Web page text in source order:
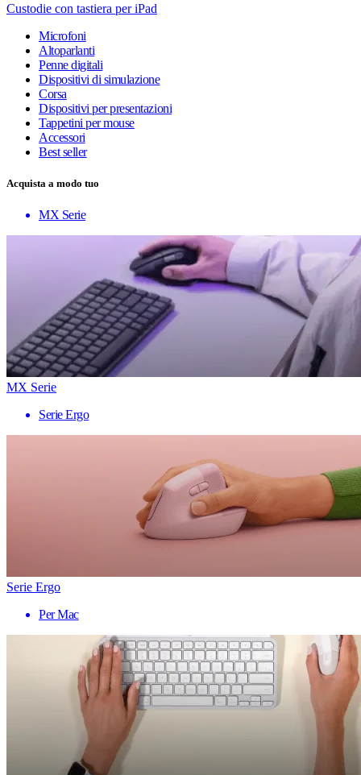
Custodie con tastiera per iPad
Microfoni
Altoparlanti
Penne digitali
Dispositivi di simulazione
Corsa
Dispositivi per presentazioni
Tappetini per mouse
Accessori
Best seller
Acquista a modo tuo
MX Serie
MX Serie
Serie Ergo
Serie Ergo
Per Mac